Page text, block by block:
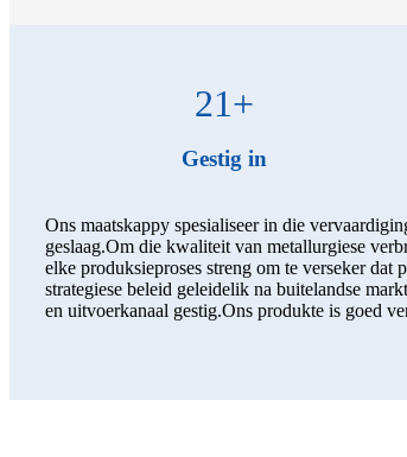
21+
Gestig in
Ons maatskappy spesialiseer in die
geslaag.Om die kwaliteit van metallurgiese
elke produksieproses streng om te verseker
strategiese beleid geleidelik na buitelandse
en uitvoerkanaal gestig.Ons produkte is goed